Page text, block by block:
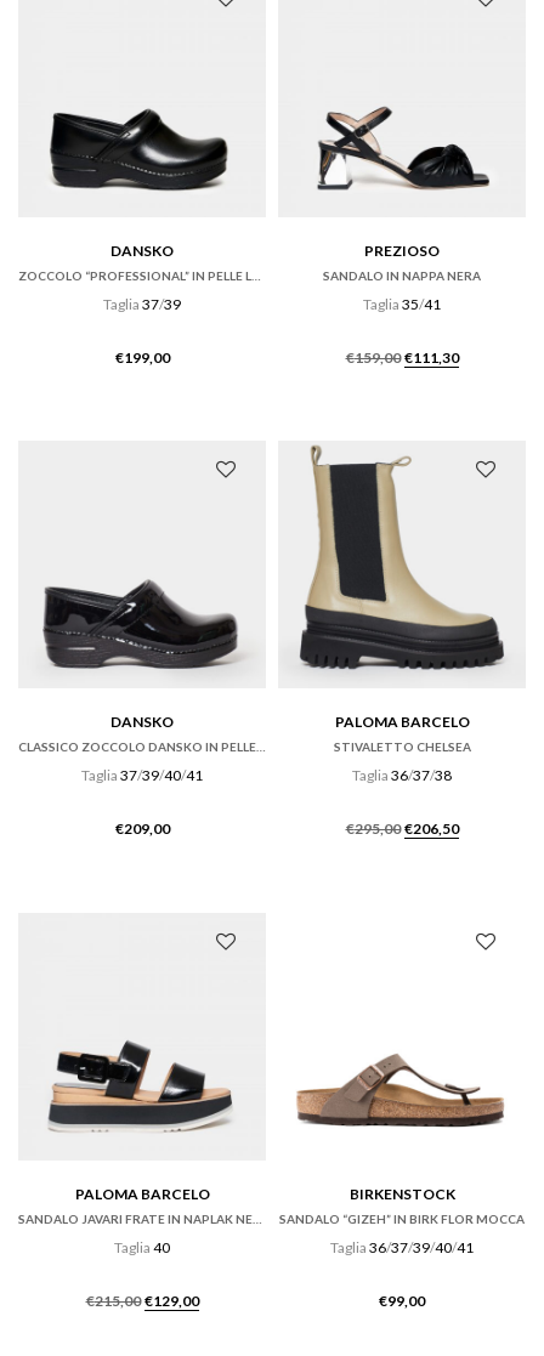
DANSKO
Taglia 37/39
€199,00
PREZIOSO
SANDALO IN NAPPA NERA
Taglia 35/41
€159,00 Il
€111,30Il
DANSKO
Taglia 37/39/40/41
€209,00
PALOMA BARCELO
STIVALETTO CHELSEA
Taglia 36/37/38
€295,00 Il
€206,50Il
PALOMA BARCELO
Taglia 40
€215,00 Il
€129,00Il
BIRKENSTOCK
SANDALO “GIZEH” IN BIRK FLOR MOCCA
Taglia 36/37/39/40/41
€99,00